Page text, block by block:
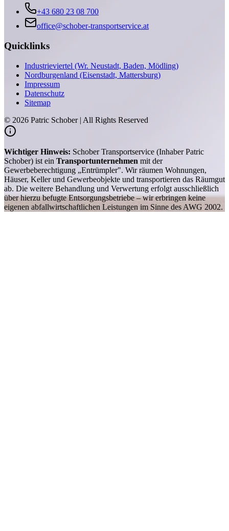
+43 680 23 08 700
office@schober-transportservice.at
Quicklinks
Industrieviertel (Wr. Neustadt, Baden, Mödling)
Nordburgenland (Eisenstadt, Mattersburg)
Impressum
Datenschutz
Sitemap
© 2026 Patric Schober | All Rights Reserved
Wichtiger Hinweis: Schober Transportservice (Inhaber Patric
Schober) ist ein Transportunternehmen mit der
Gewerbeberechtigung „Entrümpler". Wir räumen Wohnungen,
Häuser, Keller und Gewerbeobjekte und transportieren das Räumgut
ab. Die weitere Behandlung und Verwertung erfolgt ausschließlich
über hierzu befugte Entsorgungsbetriebe – wir erbringen keine
eigenen abfallwirtschaftlichen Leistungen im Sinne des AWG 2002.